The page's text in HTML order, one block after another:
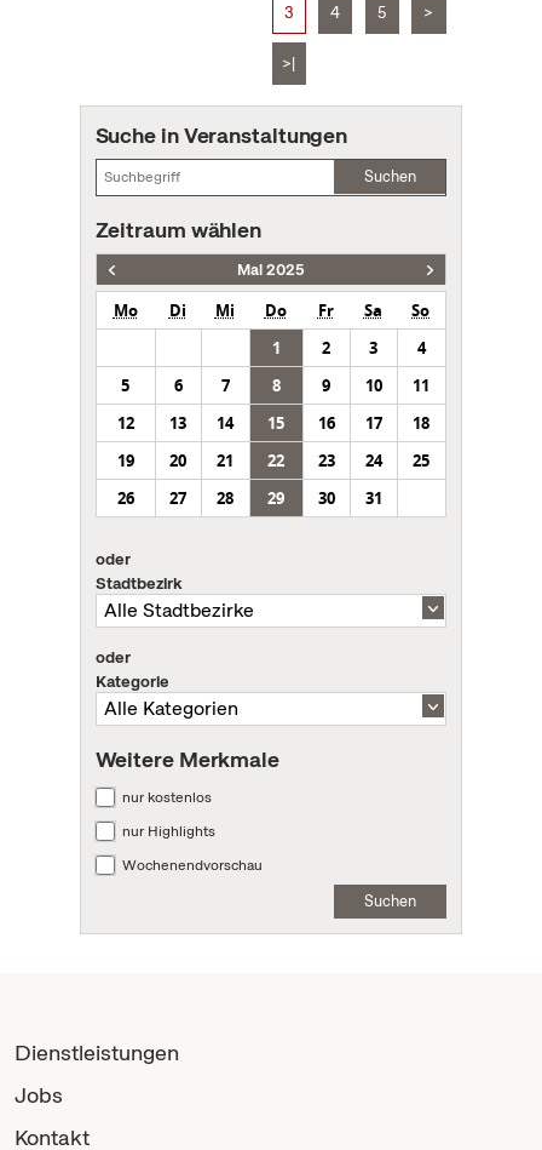
3 4 5 >
>|
Suche in Veranstaltungen
Suchen
Zeitraum wählen
Mai 2025
Mo Di Mi Do Fr Sa
So
1
2 3
4
5
6 7 8 9 10
11
12
13 14 15 16 17
18
19
20 21 22 23 24
25
26
27 28 29 30 31
oder
Stadtbezirk
oder
Kategorie
Weitere Merkmale
nur kostenlos
nur Highlights
Wochenendvorschau
Suchen
Dienstleistungen
Jobs
Kontakt